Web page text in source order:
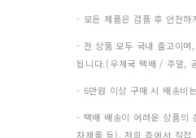
- 모든 제품은 검품 후 안전하
- 전 상품 모두 국내 출고이
됩니다.(우체국 택배 / 주말,
- 6만원 이상 구매 시 배송비
- 택배 배송이 어려운 상품의
자제품 등), 저희 측에서 직접